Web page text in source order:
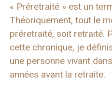
« Préretraité » est un
Théoriquement, tout le
préretraité, soit retraité.
cette chronique, je
une personne vivant
années avant la retraite.